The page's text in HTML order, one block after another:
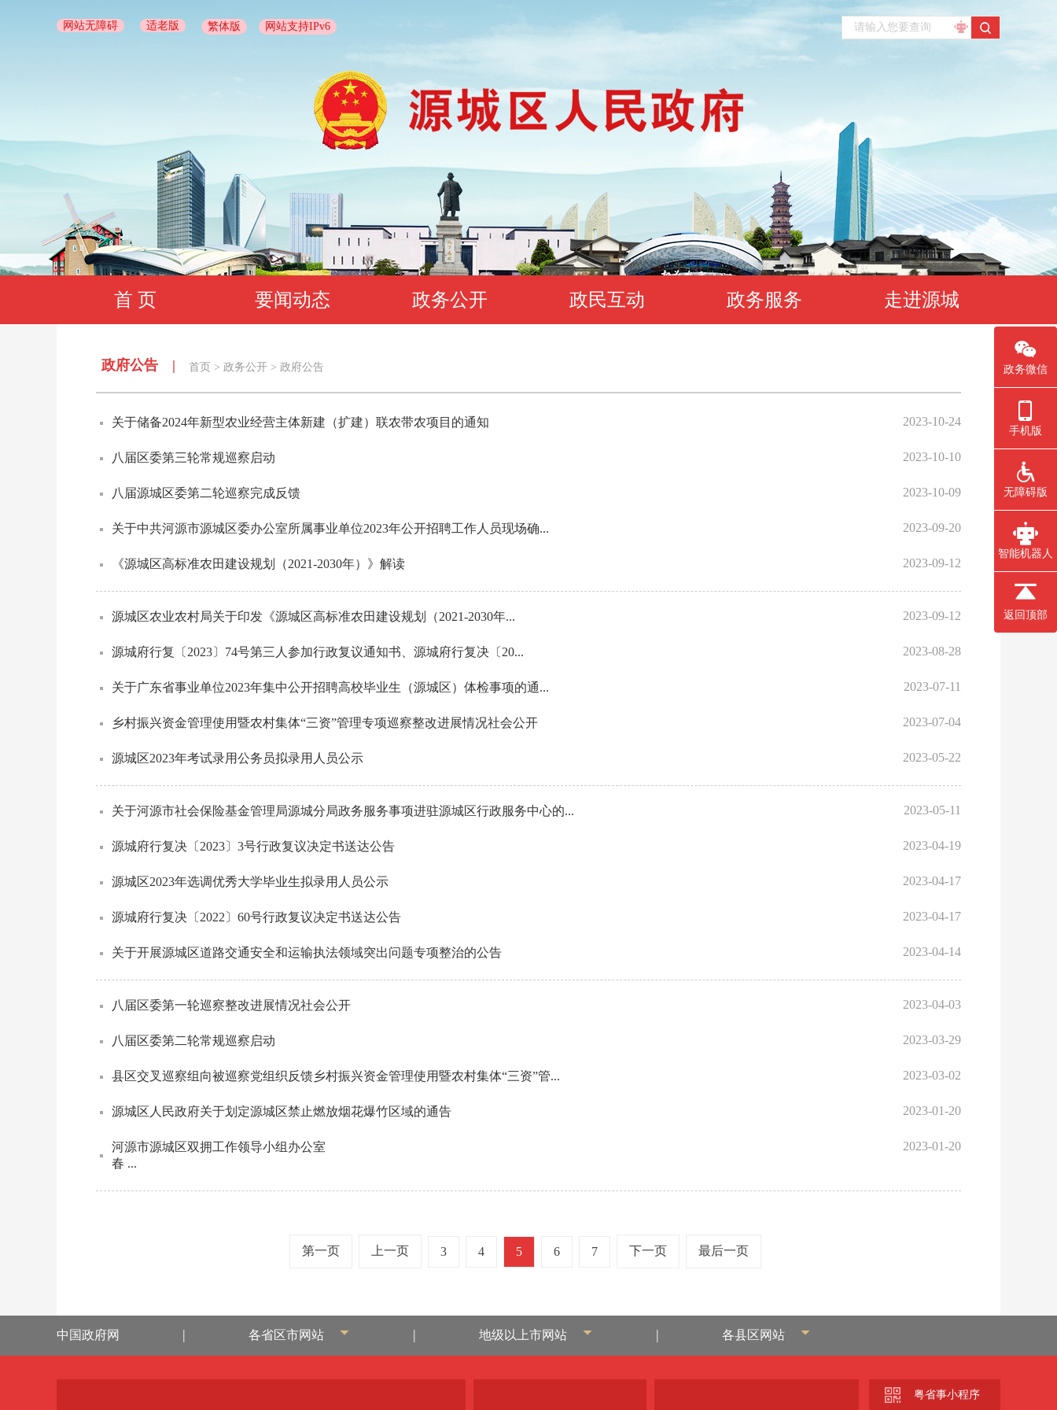
网站无障碍 适老版 繁体版 网站支持IPv6
首 页 要闻动态 政务公开 政民互动 政务服务 走进源城
政府公告 | 首页 > 政务公开 > 政府公告
关于储备2024年新型农业经营主体新建（扩建）联农带农项目的通知 2023-10-24
八届区委第三轮常规巡察启动 2023-10-10
八届源城区委第二轮巡察完成反馈 2023-10-09
关于中共河源市源城区委办公室所属事业单位2023年公开招聘工作人员现场确... 2023-09-20
《源城区高标准农田建设规划（2021-2030年）》解读 2023-09-12
源城区农业农村局关于印发《源城区高标准农田建设规划（2021-2030年... 2023-09-12
源城府行复〔2023〕74号第三人参加行政复议通知书、源城府行复决〔20... 2023-08-28
关于广东省事业单位2023年集中公开招聘高校毕业生（源城区）体检事项的通... 2023-07-11
乡村振兴资金管理使用暨农村集体“三资”管理专项巡察整改进展情况社会公开 2023-07-04
源城区2023年考试录用公务员拟录用人员公示 2023-05-22
关于河源市社会保险基金管理局源城分局政务服务事项进驻源城区行政服务中心的... 2023-05-11
源城府行复决〔2023〕3号行政复议决定书送达公告 2023-04-19
源城区2023年选调优秀大学毕业生拟录用人员公示 2023-04-17
源城府行复决〔2022〕60号行政复议决定书送达公告 2023-04-17
关于开展源城区道路交通安全和运输执法领域突出问题专项整治的公告 2023-04-14
八届区委第一轮巡察整改进展情况社会公开 2023-04-03
八届区委第二轮常规巡察启动 2023-03-29
县区交叉巡察组向被巡察党组织反馈乡村振兴资金管理使用暨农村集体“三资”管... 2023-03-02
源城区人民政府关于划定源城区禁止燃放烟花爆竹区域的通告 2023-01-20
河源市源城区双拥工作领导小组办公室
春 ...
2023-01-20
第一页 上一页 3 4 5 6 7 下一页 最后一页
中国政府网 | 各省区市网站 | 地级以上市网站 | 各县区网站
粤省事小程序
政务微信
手机版
无障碍版
智能机器人
返回顶部